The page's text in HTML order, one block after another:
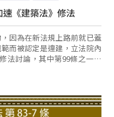
《建築法》修法
因為在新法規上路前就已蓋
而被認定是違建，立法院內
法討論，其中第99條之一條
畫以外地區或偏遠地區的建
內政部核定後實施；但在無
進度不一，因此要求內政部